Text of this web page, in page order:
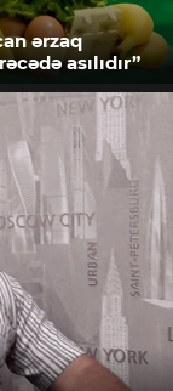
ərzaq
asılıdır”